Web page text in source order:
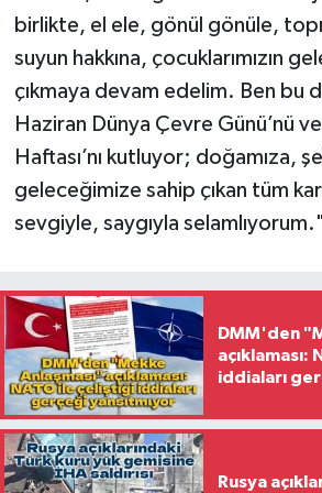
birlikte, el ele, gönül gönüle,
suyun hakkına, çocuklarımızın
çıkmaya devam edelim. Ben bu
Haziran Dünya Çevre Günü’nü
Haftası’nı kutluyor; doğamıza,
geleceğimize sahip çıkan tüm
sevgiyle, saygıyla selamlıyorum."
DMM'den
açıklaması:
iddiaları
Rusya